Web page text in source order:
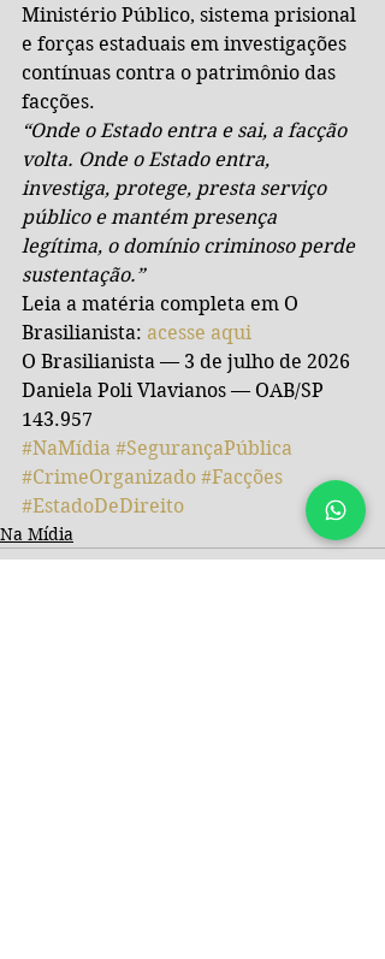
Ministério Público, sistema prisional
e forças estaduais em investigações
contínuas contra o patrimônio das
facções.
“Onde o Estado entra e sai, a facção
volta. Onde o Estado entra,
investiga, protege, presta serviço
público e mantém presença
legítima, o domínio criminoso perde
sustentação.”
Leia a matéria completa em O
Brasilianista: acesse aqui
O Brasilianista — 3 de julho de 2026
Daniela Poli Vlavianos — OAB/SP
143.957
#NaMídia #SegurançaPública
#CrimeOrganizado #Facções
#EstadoDeDireito
Na Mídia